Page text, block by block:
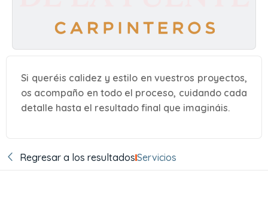
Si queréis calidez y estilo en vuestros proyectos,
os acompaño en todo el proceso, cuidando cada
detalle hasta el resultado final que imagináis.
Regresar a los resultadosServicios